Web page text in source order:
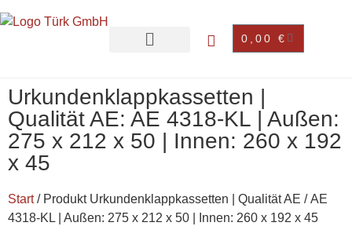
0,00 €
Urkundenklappkassetten |
Qualität AE: AE 4318-KL | Außen:
275 x 212 x 50 | Innen: 260 x 192
x 45
Start/ Produkt Urkundenklappkassetten | Qualität AE / AE
4318-KL | Außen: 275 x 212 x 50 | Innen: 260 x 192 x 45